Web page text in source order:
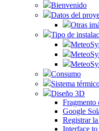
Bienvenido
Datos del
Otras
Tipo de
Consumo
Sistema
Diseño 3D
Fragmento
Google
Registrar
Interface